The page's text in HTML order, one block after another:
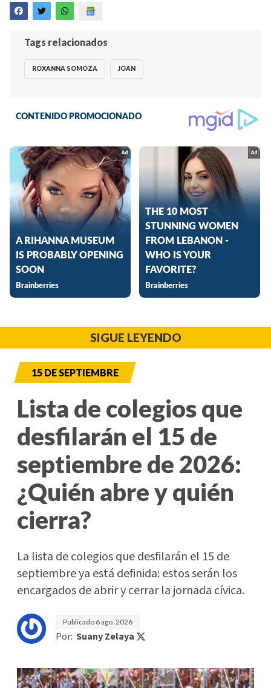
Tags relacionados
ROXANNA SOMOZA JOAN
SIGUE LEYENDO
15 DE SEPTIEMBRE
Lista de colegios que
desfilarán el 15 de
septiembre de 2026:
¿Quién abre y quién
cierra?
La lista de colegios que desfilarán el 15 de
septiembre ya está definida: estos serán los
encargados de abrir y cerrar la jornada cívica.
Publicado 6 ago. 2026
Por: Suany Zelaya